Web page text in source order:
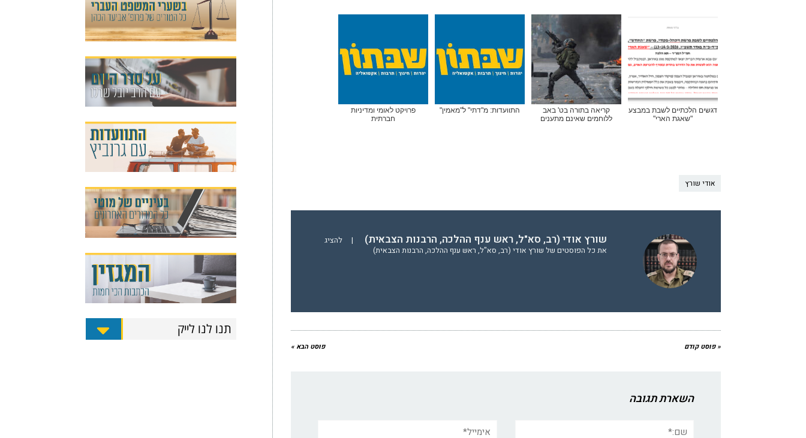
דגשים הלכתיים לשבת במבצע
"שאגת הארי"
קריאה בתורה בט' באב
ללוחמים שאינם מתענים
התוועדות: מ"דתי" ל"מאמין"
פרויקט לאומי ומדיניות
חברתית
אודי שורץ
שורץ אודי (רב, סא"ל, ראש ענף ההלכה, הרבנות הצבאית) |
להציג
את כל הפוסטים של שורץ אודי (רב, סא"ל, ראש ענף ההלכה, הרבנות הצבאית)
« פוסט קודם פוסט הבא »
השארת תגובה
תנו לנו לייק